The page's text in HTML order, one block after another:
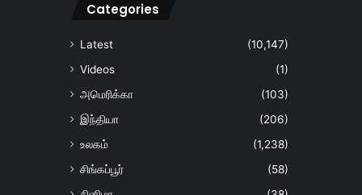
Categories
Latest
(10,147)
Videos
(1)
அமெரிக்கா
(103)
இந்தியா
(206)
உலகம்
(1,238)
சிங்கப்பூர்
(58)